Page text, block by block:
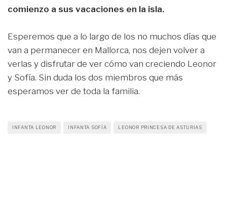
comienzo a sus vacaciones en la isla.
Esperemos que a lo largo de los no muchos días que
van a permanecer en Mallorca, nos dejen volver a
verlas y disfrutar de ver cómo van creciendo Leonor
y Sofía. Sin duda los dos miembros que más
esperamos ver de toda la familia.
INFANTA LEONOR INFANTA SOFÍA LEONOR PRINCESA DE ASTURIAS